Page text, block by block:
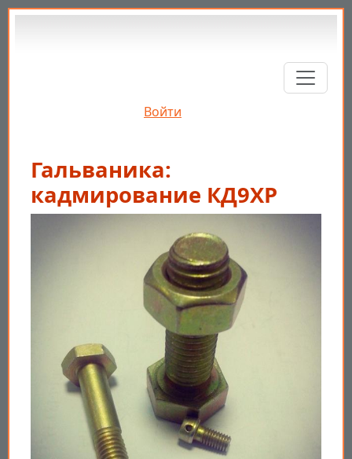
Перейти к основному содержанию
Войти
Гальваника:
кадмирование КД9ХР